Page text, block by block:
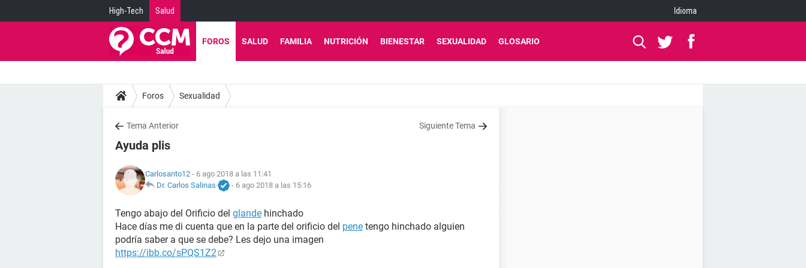
High-Tech Salud Idioma
FOROS SALUD FAMILIA NUTRICIÓN BIENESTAR SEXUALIDAD GLOSARIO
Foros Sexualidad
Tema Anterior Siguiente Tema
Ayuda plis
Carlosanto12 - 6 ago 2018 a las 11:41
Dr. Carlos Salinas
- 6 ago 2018 a las 15:16
Tengo abajo del Orificio del glande hinchado
Hace días me di cuenta que en la parte del orificio del pene tengo hinchado alguien
podría saber a que se debe? Les dejo una imagen
https://ibb.co/sPQS1Z2